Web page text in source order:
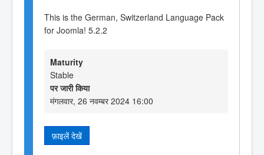
This is the German, Switzerland Language Pack
for Joomla! 5.2.2
Maturity
Stable
पर जारी किया
मंगलवार, 26 नवम्बर 2024 16:00
फ़ाइलें देखें